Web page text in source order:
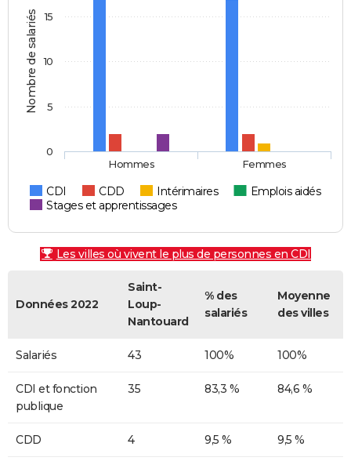
Nombre de salariés
CDI CDD Intérimaires
Emplois aidés
Stages et apprentissages
Hommes Femmes
0
5
10
15
Les villes où vivent le plus de personnes en CDI
Données 2022
Saint-
Loup-
Nantouard
% des
salariés
Moyenne
des villes
Salariés 43 100% 100%
CDI et fonction
publique
35 83,3 % 84,6 %
CDD 4 9,5 % 9,5 %